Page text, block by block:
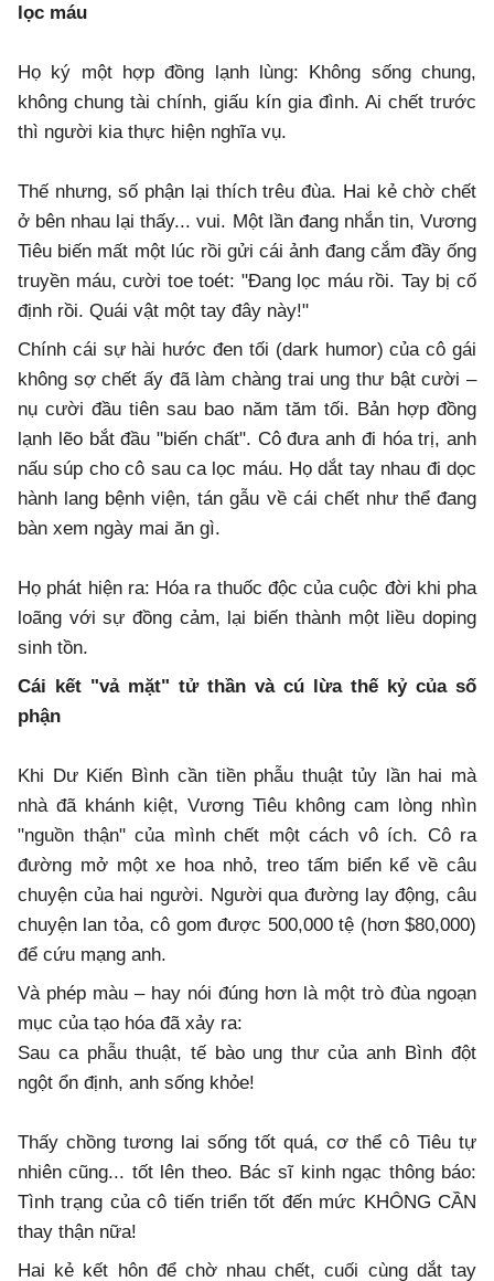
lọc máu
​Họ ký một hợp đồng lạnh lùng: Không sống chung,
không chung tài chính, giấu kín gia đình. Ai chết trước
thì người kia thực hiện nghĩa vụ.
​Thế nhưng, số phận lại thích trêu đùa. Hai kẻ chờ chết
ở bên nhau lại thấy... vui. Một lần đang nhắn tin, Vương
Tiêu biến mất một lúc rồi gửi cái ảnh đang cắm đầy ống
truyền máu, cười toe toét: "Đang lọc máu rồi. Tay bị cố
định rồi. Quái vật một tay đây này!"
​Chính cái sự hài hước đen tối (dark humor) của cô gái
không sợ chết ấy đã làm chàng trai ung thư bật cười –
nụ cười đầu tiên sau bao năm tăm tối. Bản hợp đồng
lạnh lẽo bắt đầu "biến chất". Cô đưa anh đi hóa trị, anh
nấu súp cho cô sau ca lọc máu. Họ dắt tay nhau đi dọc
hành lang bệnh viện, tán gẫu về cái chết như thể đang
bàn xem ngày mai ăn gì.
​Họ phát hiện ra: Hóa ra thuốc độc của cuộc đời khi pha
loãng với sự đồng cảm, lại biến thành một liều doping
sinh tồn.
​Cái kết "vả mặt" tử thần và cú lừa thế kỷ của số
phận
​Khi Dư Kiến Bình cần tiền phẫu thuật tủy lần hai mà
nhà đã khánh kiệt, Vương Tiêu không cam lòng nhìn
"nguồn thận" của mình chết một cách vô ích. Cô ra
đường mở một xe hoa nhỏ, treo tấm biển kể về câu
chuyện của hai người. Người qua đường lay động, câu
chuyện lan tỏa, cô gom được 500,000 tệ (hơn $80,000)
để cứu mạng anh.
​Và phép màu – hay nói đúng hơn là một trò đùa ngoạn
mục của tạo hóa đã xảy ra:
​Sau ca phẫu thuật, tế bào ung thư của anh Bình đột
ngột ổn định, anh sống khỏe!
​Thấy chồng tương lai sống tốt quá, cơ thể cô Tiêu tự
nhiên cũng... tốt lên theo. Bác sĩ kinh ngạc thông báo:
Tình trạng của cô tiến triển tốt đến mức KHÔNG CẦN
thay thận nữa!
​Hai kẻ kết hôn để chờ nhau chết, cuối cùng dắt tay